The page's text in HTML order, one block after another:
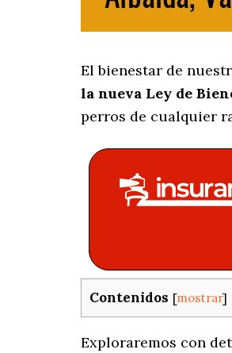
El bienestar de
la nueva Ley de
perros de cualquier
Contenidos [mostrar]
Exploraremos con